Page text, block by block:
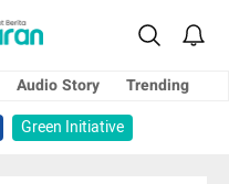
Audio Story
Trending
Green Initiative